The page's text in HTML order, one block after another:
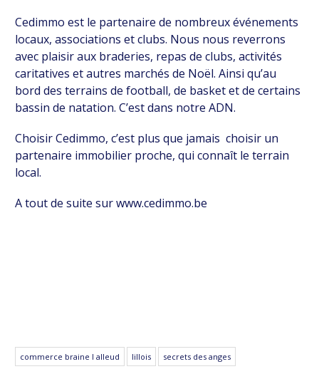
Cedimmo est le partenaire de nombreux événements
locaux, associations et clubs. Nous nous reverrons
avec plaisir aux braderies, repas de clubs, activités
caritatives et autres marchés de Noël. Ainsi qu’au
bord des terrains de football, de basket et de certains
bassin de natation. C’est dans notre ADN.
Choisir Cedimmo, c’est plus que jamais choisir un
partenaire immobilier proche, qui connaît le terrain
local.
A tout de suite sur www.cedimmo.be
commerce braine l alleud lillois secrets des anges